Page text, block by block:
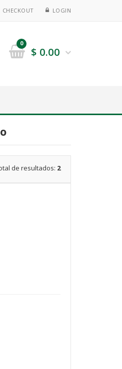
CHECKOUT LOGIN
0
$ 0.00
de resultados: 2